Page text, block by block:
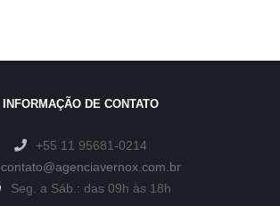
INFORMAÇÃO DE CONTATO
+55 11 95681-0214
contato@agenciavernox.com.br
Seg. a Sáb.: das 09h às 18h